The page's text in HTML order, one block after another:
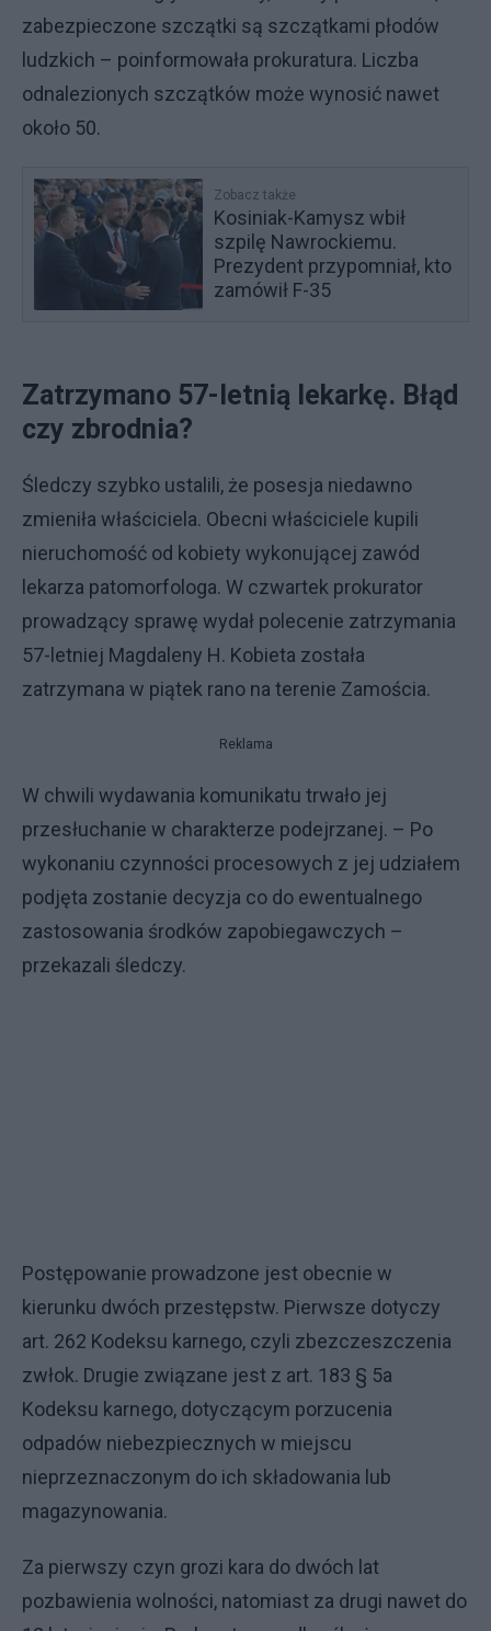
zabezpieczone szczątki są szczątkami płodów
ludzkich – poinformowała prokuratura. Liczba
odnalezionych szczątków może wynosić nawet
około 50.
Zobacz także
Kosiniak-Kamysz wbił
szpilę Nawrockiemu.
Prezydent przypomniał, kto
zamówił F-35
Zatrzymano 57-letnią lekarkę. Błąd
czy zbrodnia?
Śledczy szybko ustalili, że posesja niedawno
zmieniła właściciela. Obecni właściciele kupili
nieruchomość od kobiety wykonującej zawód
lekarza patomorfologa. W czwartek prokurator
prowadzący sprawę wydał polecenie zatrzymania
57-letniej Magdaleny H. Kobieta została
zatrzymana w piątek rano na terenie Zamościa.
Reklama
W chwili wydawania komunikatu trwało jej
przesłuchanie w charakterze podejrzanej. – Po
wykonaniu czynności procesowych z jej udziałem
podjęta zostanie decyzja co do ewentualnego
zastosowania środków zapobiegawczych –
przekazali śledczy.
Postępowanie prowadzone jest obecnie w
kierunku dwóch przestępstw. Pierwsze dotyczy
art. 262 Kodeksu karnego, czyli zbezczeszczenia
zwłok. Drugie związane jest z art. 183 § 5a
Kodeksu karnego, dotyczącym porzucenia
odpadów niebezpiecznych w miejscu
nieprzeznaczonym do ich składowania lub
magazynowania.
Za pierwszy czyn grozi kara do dwóch lat
pozbawienia wolności, natomiast za drugi nawet do